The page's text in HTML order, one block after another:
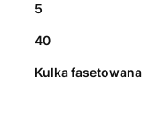
5
40
Kulka fasetowana